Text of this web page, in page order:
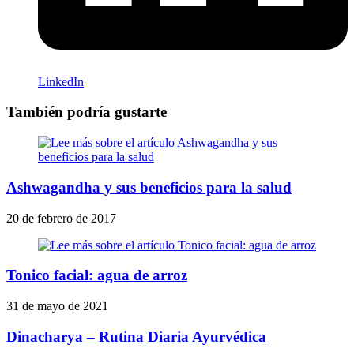
LinkedIn
También podría gustarte
Ashwagandha y sus beneficios para la salud
20 de febrero de 2017
Tonico facial: agua de arroz
31 de mayo de 2021
Dinacharya – Rutina Diaria Ayurvédica